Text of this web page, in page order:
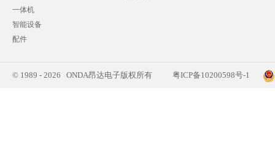
一体机
智能设备
配件
© 1989 - 2026 ONDA昂达电子版权所有 粤ICP备10200598号-1